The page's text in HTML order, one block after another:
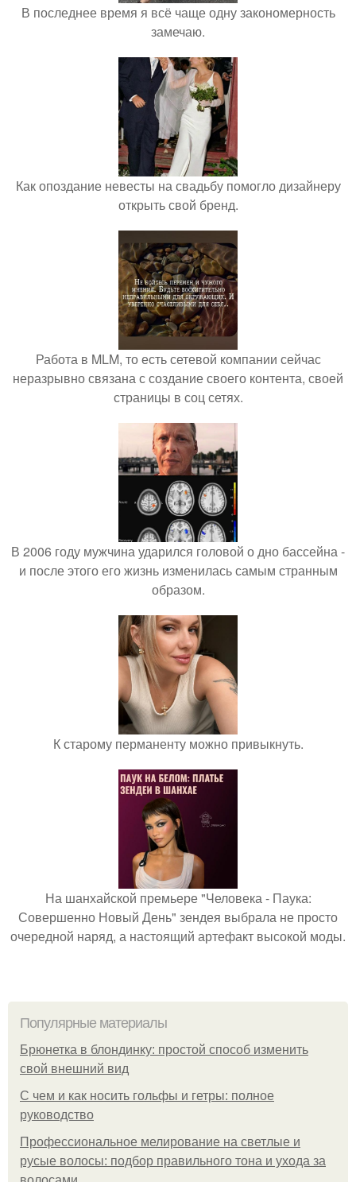
В последнее время я всё чаще одну закономерность
замечаю.
Как опоздание невесты на свадьбу помогло дизайнеру
открыть свой бренд.
Работа в MLM, то есть сетевой компании сейчас
неразрывно связана с создание своего контента, своей
страницы в соц сетях.
В 2006 году мужчина ударился головой о дно бассейна -
и после этого его жизнь изменилась самым странным
образом.
К старому перманенту можно привыкнуть.
На шанхайской премьере "Человека - Паука:
Совершенно Новый День" зендея выбрала не просто
очередной наряд, а настоящий артефакт высокой моды.
Популярные материалы
Брюнетка в блондинку: простой способ изменить
свой внешний вид
С чем и как носить гольфы и гетры: полное
руководство
Профессиональное мелирование на светлые и
русые волосы: подбор правильного тона и ухода за